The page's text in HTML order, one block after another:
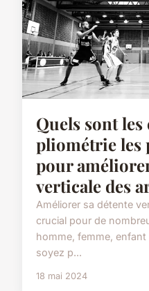
Quels sont les
pliométrie les
pour
verticale des
Améliorer sa détente
crucial pour de
homme, femme,
soyez p...
18 mai 2024